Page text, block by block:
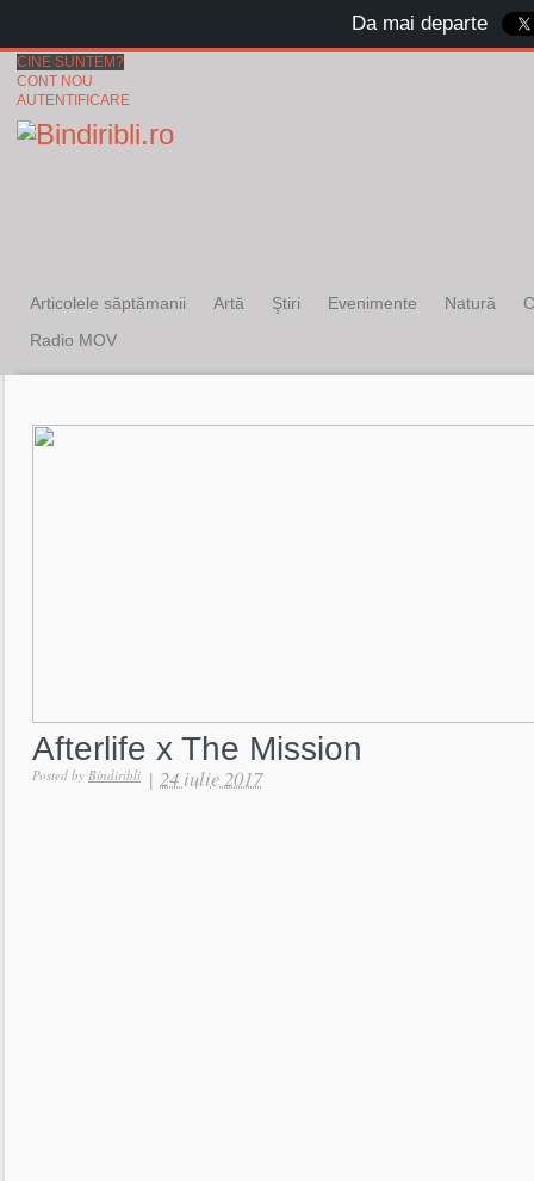
CINE SUNTEM?
CONT NOU
AUTENTIFICARE
Articolele săptămanii Artă Ştiri Evenimente Natură
Radio MOV
Afterlife x The Mission
Posted by Bindiribli | 24 iulie 2017
Da mai departe